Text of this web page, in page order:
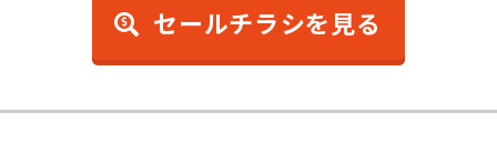
セールチラシを見る